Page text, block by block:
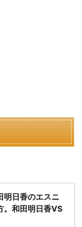
明日香のエスニ
。和田明日香VS